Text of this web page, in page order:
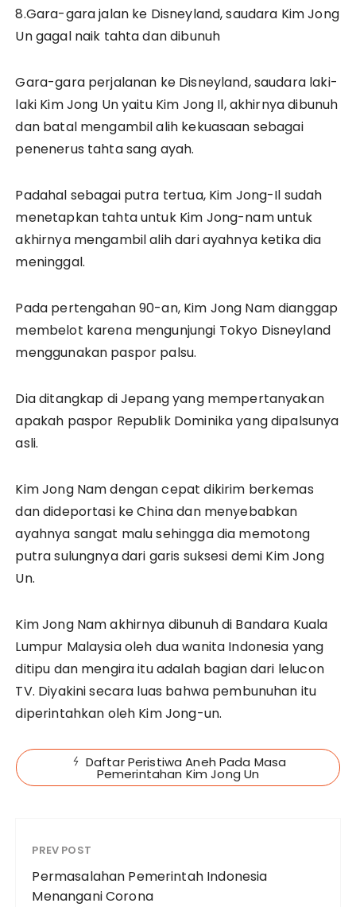
8.Gara-gara jalan ke Disneyland, saudara Kim Jong
Un gagal naik tahta dan dibunuh
Gara-gara perjalanan ke Disneyland, saudara laki-
laki Kim Jong Un yaitu Kim Jong Il, akhirnya dibunuh
dan batal mengambil alih kekuasaan sebagai
penenerus tahta sang ayah.
Padahal sebagai putra tertua, Kim Jong-Il sudah
menetapkan tahta untuk Kim Jong-nam untuk
akhirnya mengambil alih dari ayahnya ketika dia
meninggal.
Pada pertengahan 90-an, Kim Jong Nam dianggap
membelot karena mengunjungi Tokyo Disneyland
menggunakan paspor palsu.
Dia ditangkap di Jepang yang mempertanyakan
apakah paspor Republik Dominika yang dipalsunya
asli.
Kim Jong Nam dengan cepat dikirim berkemas
dan dideportasi ke China dan menyebabkan
ayahnya sangat malu sehingga dia memotong
putra sulungnya dari garis suksesi demi Kim Jong
Un.
Kim Jong Nam akhirnya dibunuh di Bandara Kuala
Lumpur Malaysia oleh dua wanita Indonesia yang
ditipu dan mengira itu adalah bagian dari lelucon
TV. Diyakini secara luas bahwa pembunuhan itu
diperintahkan oleh Kim Jong-un.
Daftar Peristiwa Aneh Pada Masa
Pemerintahan Kim Jong Un
PREV POST
Permasalahan Pemerintah Indonesia
Menangani Corona